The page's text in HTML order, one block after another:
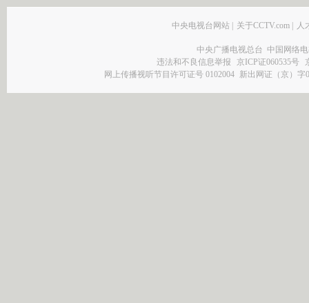
中央电视台网站 | 关于CCTV.com | 人
中央广播电视总台 中国网络
违法和不良信息举报
京ICP证060535号
网上传播视听节目许可证号 0102004 新出网证（京）